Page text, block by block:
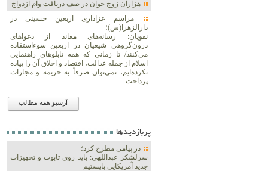
هزاران زوج‌ جوان در صف دریافت وام ازدواج
مراسم عزاداری اربعین حسینی در
دارالزهرا(س)؛
نقویان: رسانه‌های معاند از دعواهای
درون‌گروهی شیعیان در اربعین سوءاستفاده
می‌کنند/ تا زمانی که همه تابلوهای راهنمایی
اسلام از جمله عدالت، اقتصاد و اخلاق آن را پیاده
نکرده‌ایم، نمی‌توان صرفاً به جریمه و مجازات
پرداخت
آرشیو همه مطالب
پربازديدها
در پیامی مطرح کرد؛
سرلشکر عبداللهی: باید روی تابوت و تجهیزات
جدید آمریکایی بایستیم